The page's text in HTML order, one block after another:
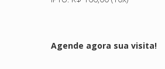
Agende agora sua visita!